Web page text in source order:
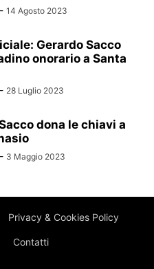
- 14 Agosto 2023
Gerardo Sacco
onorario a Santa
- 28 Luglio 2023
dona le chiavi a
- 3 Maggio 2023
Privacy & Cookies Policy
Contatti